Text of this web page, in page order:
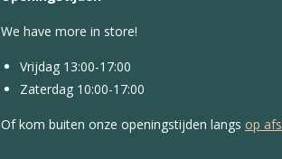
We have more in store!
Vrijdag 13:00-17:00
Zaterdag 10:00-17:00
Of kom buiten onze openingstijden langs op